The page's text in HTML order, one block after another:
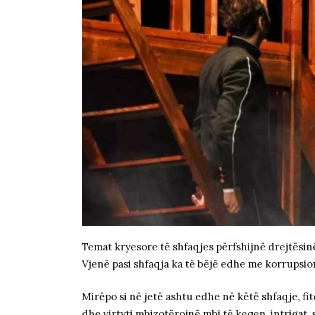
Temat kryesore të shfaqjes përfshijnë
Vjenë pasi shfaqja ka të bëjë edhe me
Mirëpo si në jetë ashtu edhe në këtë shfaqje,